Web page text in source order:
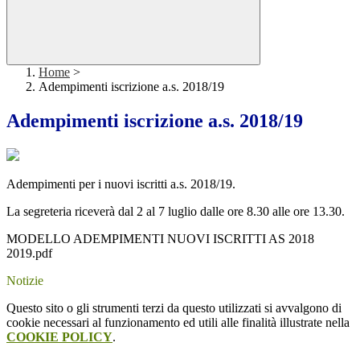
Home >
Adempimenti iscrizione a.s. 2018/19
Adempimenti iscrizione a.s. 2018/19
Adempimenti per i nuovi iscritti a.s. 2018/19.
La segreteria riceverà dal 2 al 7 luglio dalle ore 8.30 alle ore 13.30.
MODELLO ADEMPIMENTI NUOVI ISCRITTI AS 2018
2019.pdf
Notizie
Questo sito o gli strumenti terzi da questo utilizzati si avvalgono di
cookie necessari al funzionamento ed utili alle finalità illustrate nella
COOKIE POLICY.